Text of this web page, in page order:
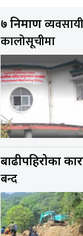
७ निर्माण
कालोसूचीमा
बाढीपहिरोका
बन्द